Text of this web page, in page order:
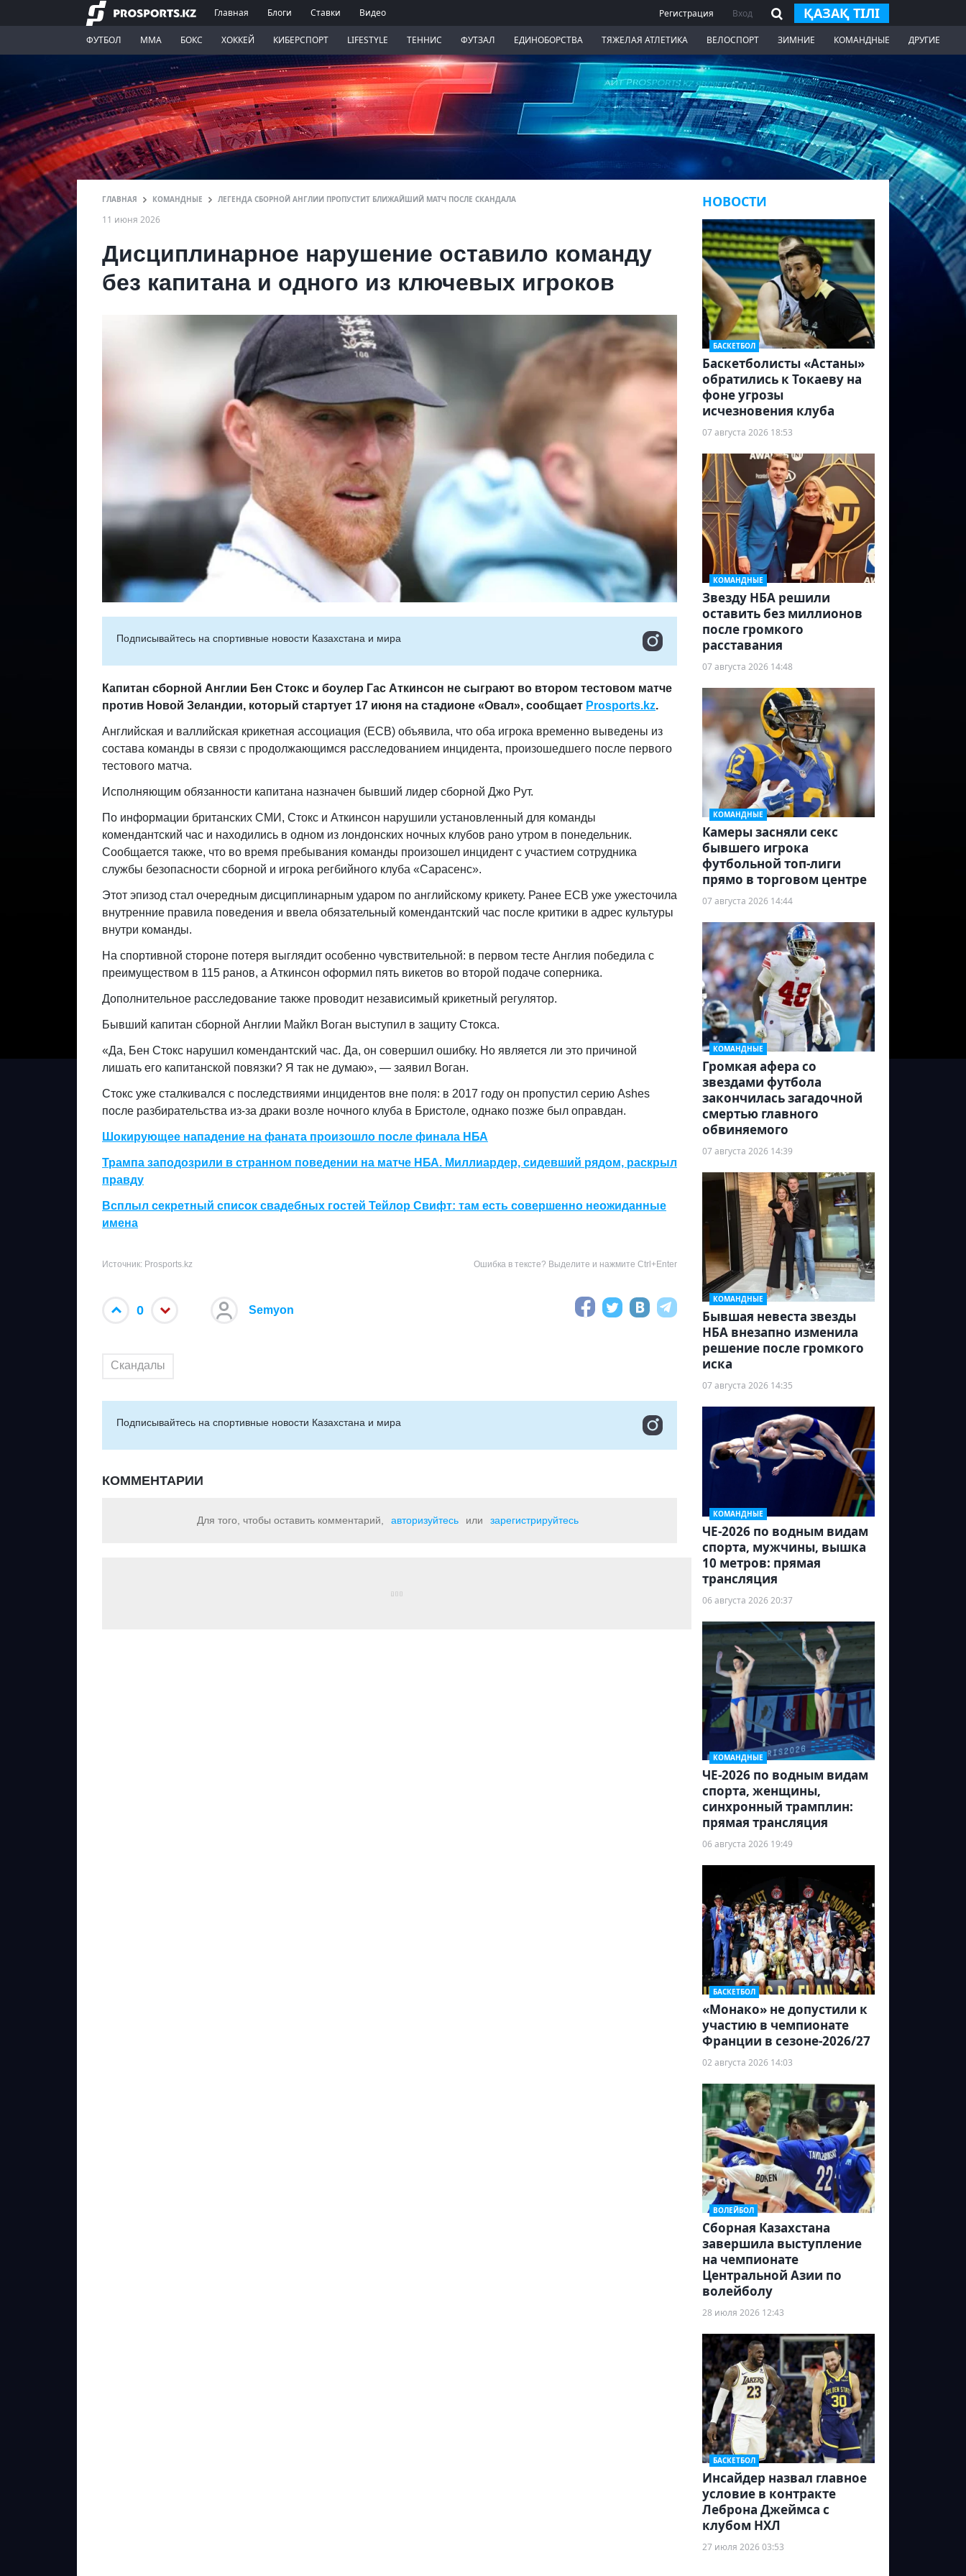
Главная Блоги Ставки Видео Регистрация Вход ҚАЗАҚ ТІЛІ
ФУТБОЛ ММА БОКС ХОККЕЙ КИБЕРСПОРТ LIFESTYLE ТЕННИС ФУТЗАЛ ЕДИНОБОРСТВА ТЯЖЕЛАЯ АТЛЕТИКА ВЕЛОСПОРТ ЗИМНИЕ КОМАНДНЫЕ ДРУГИЕ
ГЛАВНАЯ КОМАНДНЫЕ ЛЕГЕНДА СБОРНОЙ АНГЛИИ ПРОПУСТИТ БЛИЖАЙШИЙ МАТЧ ПОСЛЕ СКАНДАЛА
11 июня 2026
Дисциплинарное нарушение оставило команду
без капитана и одного из ключевых игроков
Подписывайтесь на cпортивные новости Казахстана и мира
Капитан сборной Англии Бен Стокс и боулер Гас Аткинсон не сыграют во втором тестовом матче
против Новой Зеландии, который стартует 17 июня на стадионе «Овал», сообщает Prosports.kz.
Английская и валлийская крикетная ассоциация (ECB) объявила, что оба игрока временно выведены из
состава команды в связи с продолжающимся расследованием инцидента, произошедшего после первого
тестового матча.
Исполняющим обязанности капитана назначен бывший лидер сборной Джо Рут.
По информации британских СМИ, Стокс и Аткинсон нарушили установленный для команды
комендантский час и находились в одном из лондонских ночных клубов рано утром в понедельник.
Сообщается также, что во время пребывания команды произошел инцидент с участием сотрудника
службы безопасности сборной и игрока регбийного клуба «Сарасенс».
Этот эпизод стал очередным дисциплинарным ударом по английскому крикету. Ранее ECB уже ужесточила
внутренние правила поведения и ввела обязательный комендантский час после критики в адрес культуры
внутри команды.
На спортивной стороне потеря выглядит особенно чувствительной: в первом тесте Англия победила с
преимуществом в 115 ранов, а Аткинсон оформил пять викетов во второй подаче соперника.
Дополнительное расследование также проводит независимый крикетный регулятор.
Бывший капитан сборной Англии Майкл Воган выступил в защиту Стокса.
«Да, Бен Стокс нарушил комендантский час. Да, он совершил ошибку. Но является ли это причиной
лишать его капитанской повязки? Я так не думаю», — заявил Воган.
Стокс уже сталкивался с последствиями инцидентов вне поля: в 2017 году он пропустил серию Ashes
после разбирательства из-за драки возле ночного клуба в Бристоле, однако позже был оправдан.
Шокирующее нападение на фаната произошло после финала НБА
Трампа заподозрили в странном поведении на матче НБА. Миллиардер, сидевший рядом, раскрыл
правду
Всплыл секретный список свадебных гостей Тейлор Свифт: там есть совершенно неожиданные
имена
Источник: Prosports.kz Ошибка в тексте? Выделите и нажмите Ctrl+Enter
0 Semyon
Скандалы
Подписывайтесь на cпортивные новости Казахстана и мира
КОММЕНТАРИИ
Для того, чтобы оставить комментарий, авторизуйтесь или зарегистрируйтесь
НОВОСТИ
БАСКЕТБОЛ
Баскетболисты «Астаны»
обратились к Токаеву на
фоне угрозы
исчезновения клуба
07 августа 2026 18:53
КОМАНДНЫЕ
Звезду НБА решили
оставить без миллионов
после громкого
расставания
07 августа 2026 14:48
КОМАНДНЫЕ
Камеры засняли секс
бывшего игрока
футбольной топ-лиги
прямо в торговом центре
07 августа 2026 14:44
КОМАНДНЫЕ
Громкая афера со
звездами футбола
закончилась загадочной
смертью главного
обвиняемого
07 августа 2026 14:39
КОМАНДНЫЕ
Бывшая невеста звезды
НБА внезапно изменила
решение после громкого
иска
07 августа 2026 14:35
КОМАНДНЫЕ
ЧЕ-2026 по водным видам
спорта, мужчины, вышка
10 метров: прямая
трансляция
06 августа 2026 20:37
КОМАНДНЫЕ
ЧЕ-2026 по водным видам
спорта, женщины,
синхронный трамплин:
прямая трансляция
06 августа 2026 19:49
БАСКЕТБОЛ
«Монако» не допустили к
участию в чемпионате
Франции в сезоне-2026/27
02 августа 2026 14:03
ВОЛЕЙБОЛ
Сборная Казахстана
завершила выступление
на чемпионате
Центральной Азии по
волейболу
28 июля 2026 12:43
БАСКЕТБОЛ
Инсайдер назвал главное
условие в контракте
Леброна Джеймса с
клубом НХЛ
27 июля 2026 03:53